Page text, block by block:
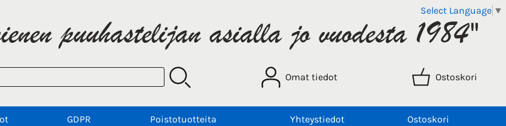
Select Language ▼
Omat tiedot Ostoskori
GDPR Poistotuotteita Yhteystiedot Ostoskori